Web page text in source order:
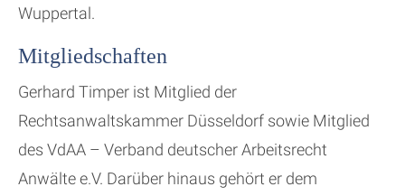
Wuppertal.
Mitgliedschaften
Gerhard Timper ist Mitglied der
Rechtsanwaltskammer Düsseldorf sowie Mitglied
des VdAA – Verband deutscher Arbeitsrecht
Anwälte e.V. Darüber hinaus gehört er dem